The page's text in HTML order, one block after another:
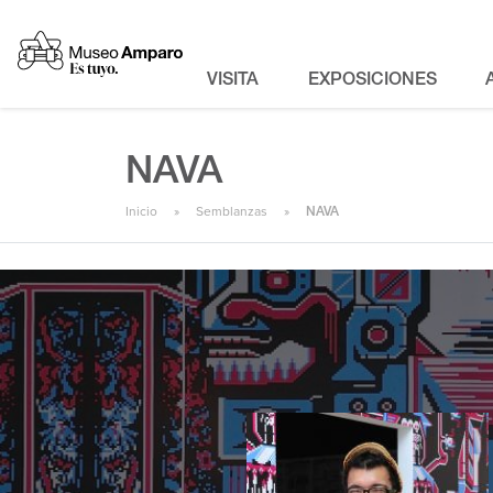
VISITA EXPOSICIONES
NAVA
Inicio Semblanzas NAVA